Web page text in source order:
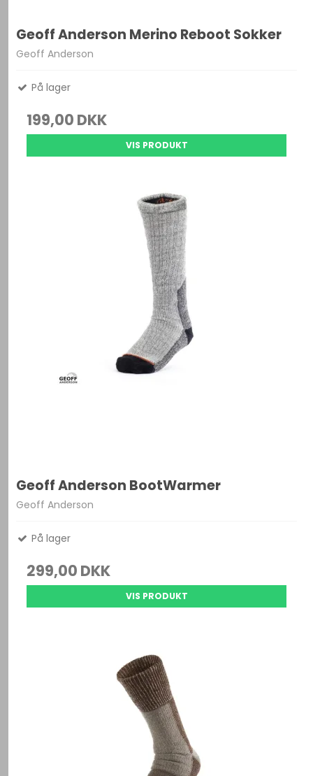
Geoff Anderson Merino Reboot Sokker
Geoff Anderson
På lager
199,00 DKK
VIS PRODUKT
Geoff Anderson BootWarmer
Geoff Anderson
På lager
299,00 DKK
VIS PRODUKT